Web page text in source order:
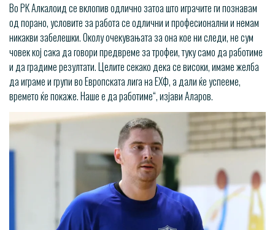
Во РК Алкалоид се вклопив одлично затоа што играчите ги познавам
од порано, условите за работа се одлични и професионални и немам
никакви забелешки. Околу очекувањата за она кое ни следи, не сум
човек кој сака да говори предвреме за трофеи, туку само да работиме
и да градиме резултати. Целите секако дека се високи, имаме желба
да играме и групи во Европската лига на ЕХФ, а дали ќе успееме,
времето ќе покаже. Наше е да работиме“, изјави Аларов.